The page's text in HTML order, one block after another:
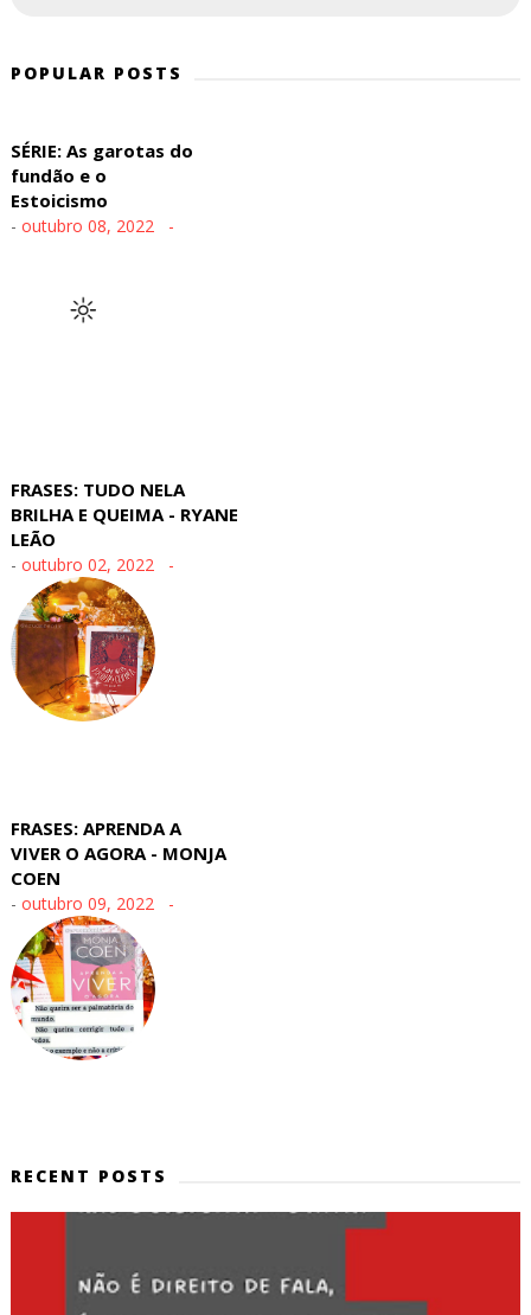
POPULAR POSTS
SÉRIE: As garotas do
fundão e o
Estoicismo
- outubro 08, 2022
FRASES: TUDO NELA
BRILHA E QUEIMA - RYANE
LEÃO
- outubro 02, 2022
FRASES: APRENDA A
VIVER O AGORA - MONJA
COEN
- outubro 09, 2022
RECENT POSTS